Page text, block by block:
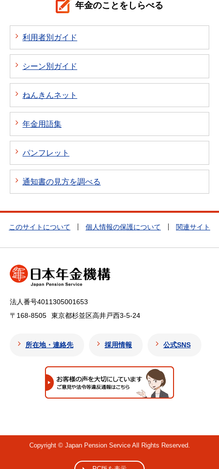
年金のことをしらべる
利用者別ガイド
シーン別ガイド
ねんきんネット
年金用語集
パンフレット
通知書の見方を調べる
このサイトについて 個人情報の保護について 関連サイト
法人番号4011305001653
〒168-8505
東京都杉並区高井戸西3-5-24
所在地・連絡先 採用情報 公式SNS
Copyright © Japan Pension Service All Rights Reserved.